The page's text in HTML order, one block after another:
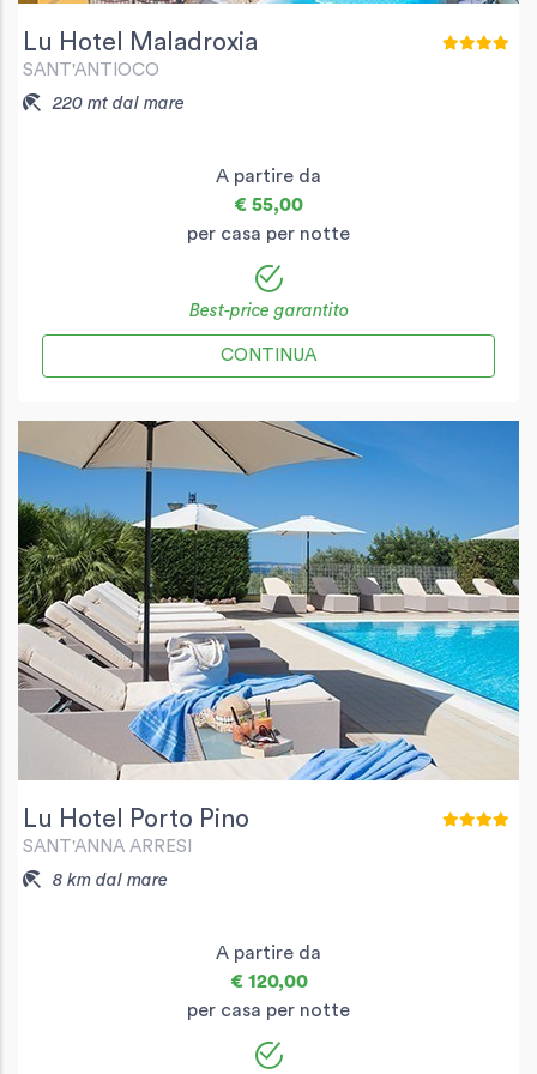
Lu Hotel Maladroxia
SANT'ANTIOCO
220 mt dal mare
A partire da
€ 55,00
per casa per notte
Best-price garantito
CONTINUA
Lu Hotel Porto Pino
SANT'ANNA ARRESI
8 km dal mare
A partire da
€ 120,00
per casa per notte